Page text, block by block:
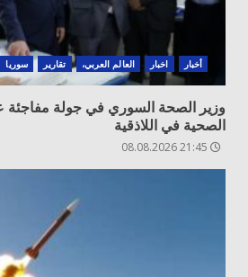
أخبار اخبار العالم العربي، تقارير سوريا
وزير الصحة السوري في جولة
الصحية في اللاذقية